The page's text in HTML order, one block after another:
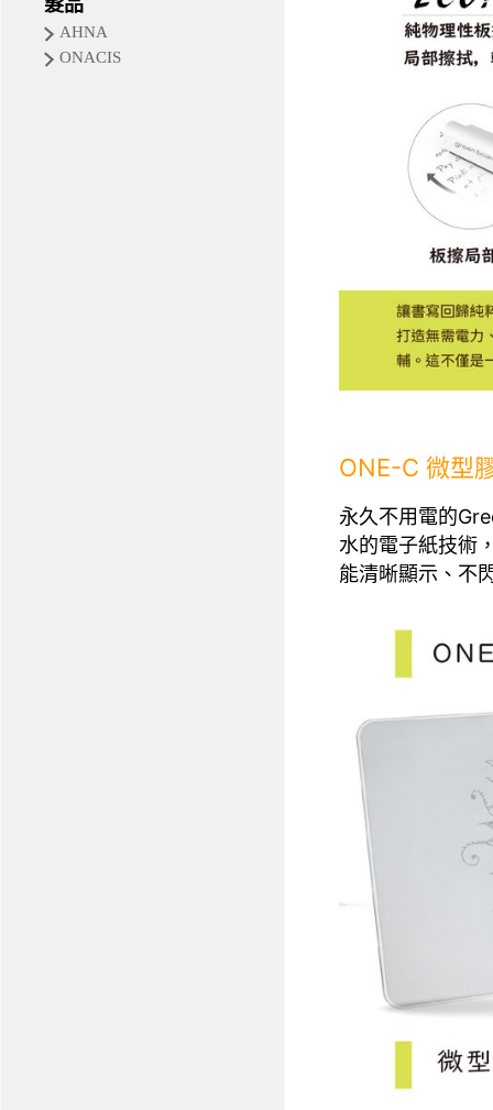
髮品
AHNA
ONACIS
ONE-C 微型
永久不用電的
水的電子紙技術
能清晰顯示、不